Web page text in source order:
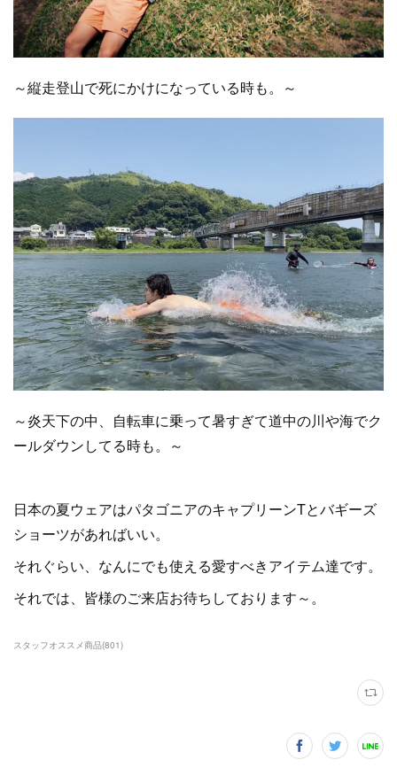
～縦走登山で死にかけになっている時も。～
～炎天下の中、自転車に乗って暑すぎて道中の川や海でク
ールダウンしてる時も。～
日本の夏ウェアはパタゴニアのキャプリーンTとバギーズ
ショーツがあればいい。
それぐらい、なんにでも使える愛すべきアイテム達です。
それでは、皆様のご来店お待ちしております～。
スタッフオススメ商品(801)